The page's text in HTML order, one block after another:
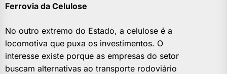
Ferrovia da Celulose
No outro extremo do Estado, a celulose é a
locomotiva que puxa os investimentos. O
interesse existe porque as empresas do setor
buscam alternativas ao transporte rodoviário